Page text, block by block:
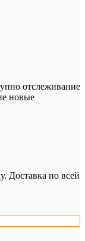
отслеживание
новые
Доставка по всей